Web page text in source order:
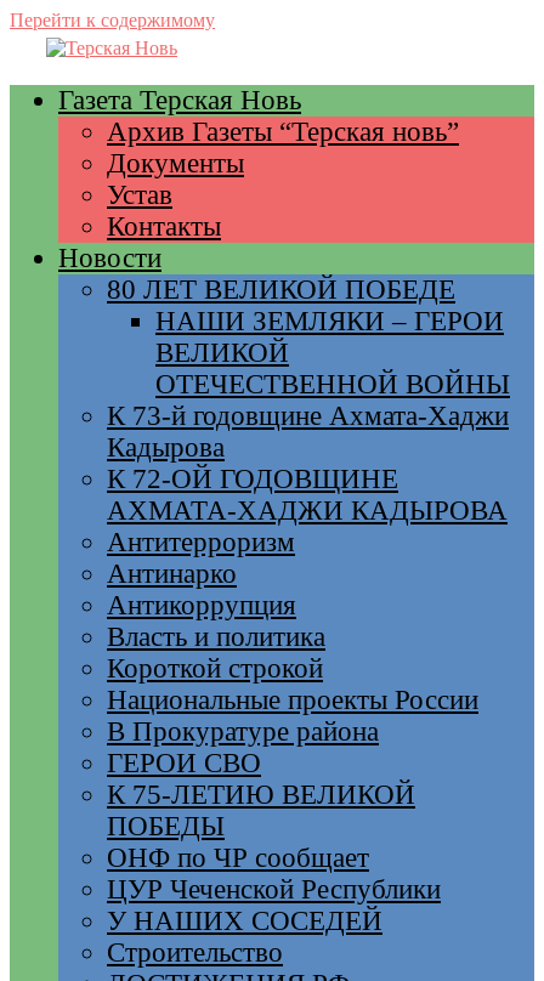
Перейти к содержимому
Газета Терская Новь
Архив Газеты “Терская новь”
Документы
Устав
Контакты
Новости
80 ЛЕТ ВЕЛИКОЙ ПОБЕДЕ
НАШИ ЗЕМЛЯКИ – ГЕРОИ
ВЕЛИКОЙ
ОТЕЧЕСТВЕННОЙ ВОЙНЫ
К 73-й годовщине Ахмата-Хаджи
Кадырова
К 72-ОЙ ГОДОВЩИНЕ
АХМАТА-ХАДЖИ КАДЫРОВА
Антитерроризм
Антинарко
Антикоррупция
Власть и политика
Короткой строкой
Национальные проекты России
В Прокуратуре района
ГЕРОИ СВО
К 75-ЛЕТИЮ ВЕЛИКОЙ
ПОБЕДЫ
ОНФ по ЧР сообщает
ЦУР Чеченской Республики
У НАШИХ СОСЕДЕЙ
Строительство